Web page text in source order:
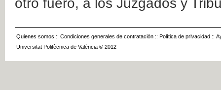
otro fuero, a los Juzgados y
Quienes somos :: Condiciones generales de contratación :: Política de privacidad ::
Universitat Politècnica de València © 2012